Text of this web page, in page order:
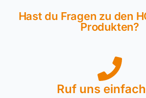
Hast du Fragen zu den
Produkten?
Ruf uns